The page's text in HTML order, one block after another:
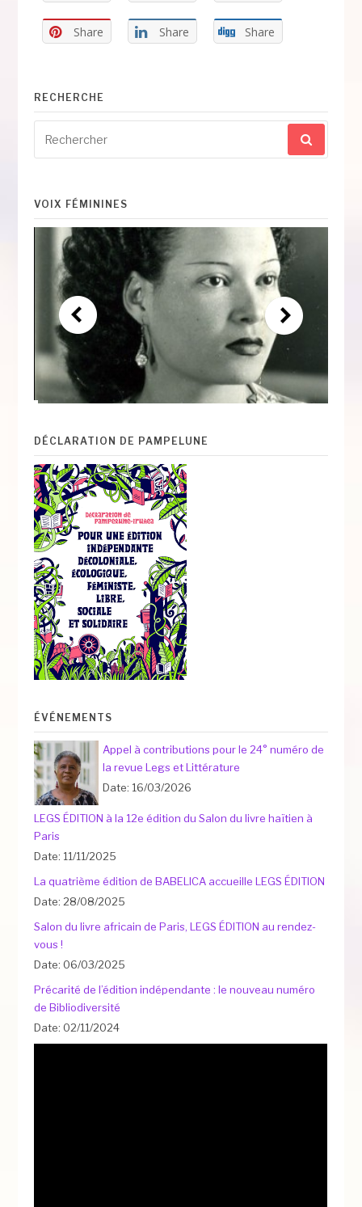
Share Share Share
RECHERCHE
pour
:
VOIX FÉMININES
DÉCLARATION DE PAMPELUNE
ÉVÉNEMENTS
Appel à contributions pour le 24° numéro de
la revue Legs et Littérature
Date: 16/03/2026
LEGS ÉDITION à la 12e édition du Salon du livre haïtien à
Paris
Date: 11/11/2025
La quatrième édition de BABELICA accueille LEGS ÉDITION
Date: 28/08/2025
Salon du livre africain de Paris, LEGS ÉDITION au rendez-
vous !
Date: 06/03/2025
Précarité de l’édition indépendante : le nouveau numéro
de Bibliodiversité
Date: 02/11/2024